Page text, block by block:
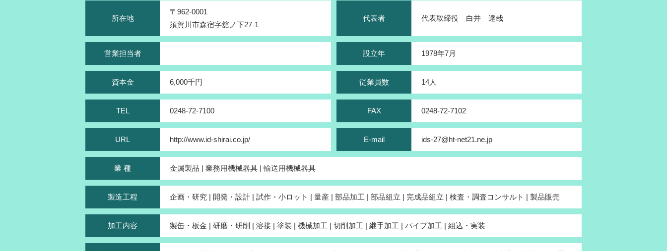
所在地
〒962-0001
須賀川市森宿字舘ノ下27-1
代表者 代表取締役 白井 達哉
営業担当者 設立年 1978年7月
資本金 6,000千円 従業員数 14人
TEL 0248-72-7100 FAX 0248-72-7102
URL http://www.id-shirai.co.jp/ E-mail ids-27@ht-net21.ne.jp
業 種 金属製品 | 業務用機械器具 | 輸送用機械器具
製造工程 企画・研究 | 開発・設計 | 試作・小ロット | 量産 | 部品加工 | 部品組立 | 完成品組立 | 検査・調査コンサルト | 製品販売
加工内容 製缶・板金 | 研磨・研削 | 溶接 | 塗装 | 機械加工 | 切削加工 | 継手加工 | パイプ加工 | 組込・実装